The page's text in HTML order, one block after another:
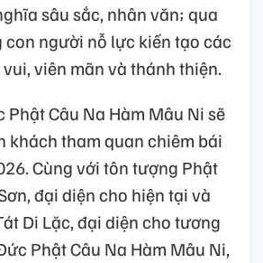
sâu sắc, nhân văn; qua
người nỗ lực kiến tạo các
viên mãn và thánh thiện.
Câu Na Hàm Mâu Ni sẽ
khách tham quan chiêm bái
Cùng với tôn tượng Phật
đại diện cho hiện tại và
Di Lặc, đại diện cho tương
Phật Câu Na Hàm Mâu Ni,